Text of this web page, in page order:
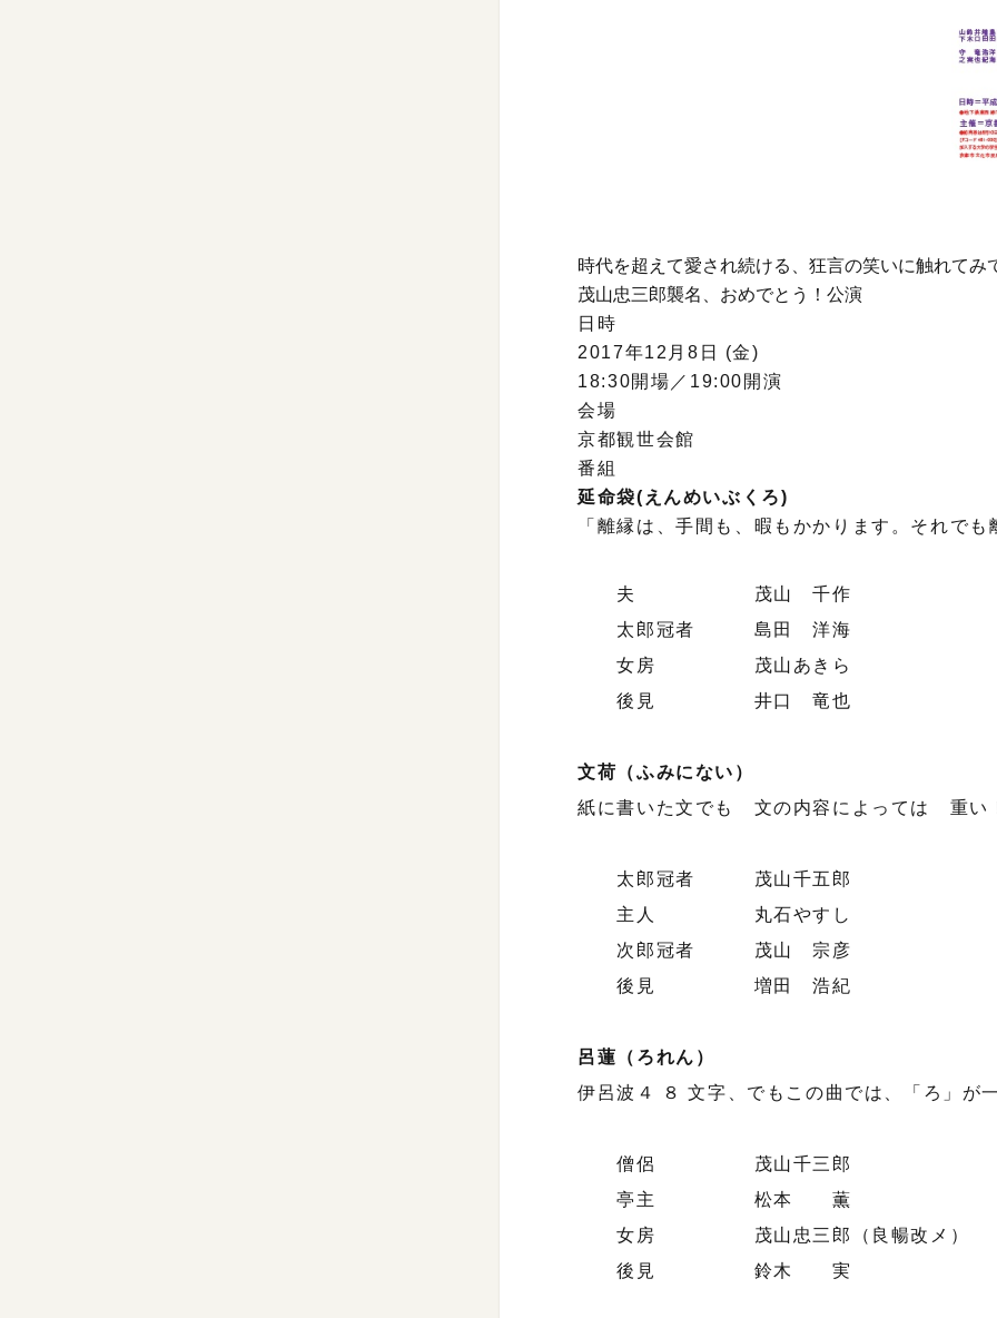
時代を超えて愛され続ける、狂言の笑いに触れてみ
茂山忠三郎襲名、おめでとう！公演
日時
2017年12月8日 (金)
18:30開場／19:00開演
会場
京都観世会館
番組
延命袋(えんめいぶくろ)
「離縁は、手間も、暇もかかります。それでも
夫 茂山 千作
太郎冠者 島田 洋海
女房 茂山あきら
後見 井口 竜也
文荷（ふみにない）
紙に書いた文でも 文の内容によっては 重い
太郎冠者 茂山千五郎
主人 丸石やすし
次郎冠者 茂山 宗彦
後見 増田 浩紀
呂蓮（ろれん）
伊呂波４ ８ 文字、でもこの曲では、「ろ」が
僧侶 茂山千三郎
亭主 松本 薫
女房 茂山忠三郎（良暢改メ）
後見 鈴木 実